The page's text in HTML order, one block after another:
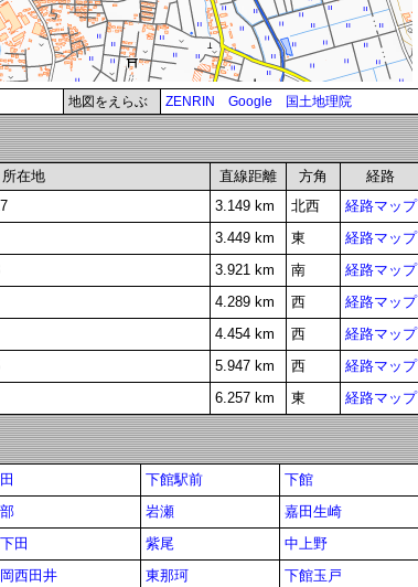
地図をえらぶ ZENRIN Google 国土地理院
所在地 直線距離 方角
経路
3.149 km 北西
経路マップ
3.449 km 東
経路マップ
3.921 km 南
経路マップ
4.289 km 西
経路マップ
4.454 km 西
経路マップ
5.947 km 西
経路マップ
6.257 km 東 経路マップ
下館駅前
下館
岩瀬
嘉田生崎
田 紫尾
中上野
西田井 東那珂
下館玉戸